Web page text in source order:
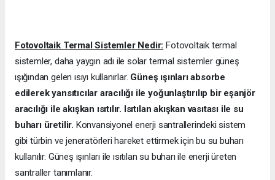
Fotovoltaik Termal Sistemler Nedir: Fotovoltaik termal
sistemler, daha yaygın adı ile solar termal sistemler güneş
ışığından gelen ısıyı kullanırlar. Güneş ışınları absorbe
edilerek yansıtıcılar aracılığı ile yoğunlaştırılıp bir eşanjör
aracılığı ile akışkan ısıtılır. Isıtılan akışkan vasıtası ile su
buharı üretilir. Konvansiyonel enerji santrallerindeki sistem
gibi türbin ve jeneratörleri hareket ettirmek için bu su buharı
kullanılır. Güneş ışınları ile ısıtılan su buharı ile enerji üreten
santraller tanımlanır.